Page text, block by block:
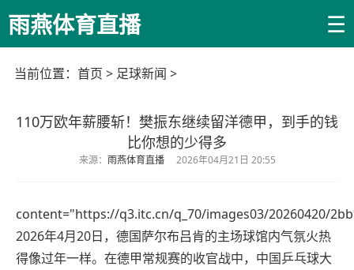
雨燕体育直播 ☰
当前位置： 首页 > 足球新闻 >
110万欧年薪腰斩！樊振东继续留洋德甲，到手的钱
比你想的少得多
来源： 雨燕体育直播 2026年04月21日 20:55
content="https://q3.itc.cn/q_70/images03/20260420/
2026年4月20日，德国萨尔布吕肯的主场球馆内气氛火热
得像过年一样。在德甲常规赛的收官战中，中国乒乓球大